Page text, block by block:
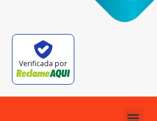
Verificada por